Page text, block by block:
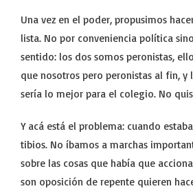
Una vez en el poder, propusimos
lista. No por conveniencia política
sentido: los dos somos peronistas,
que nosotros pero peronistas al fin, y
sería lo mejor para el colegio. No
Y acá está el problema: cuando
tibios. No íbamos a marchas
sobre las cosas que había que
son oposición de repente quieren